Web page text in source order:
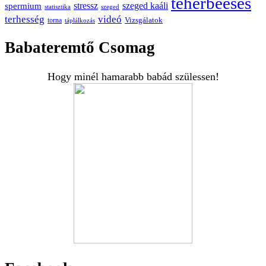
spermium statisztika stressz szeged szeged kaáli
terhesség torna táplálkozás videó Vizsgálatok
Babateremtő Csomag
Hogy minél hamarabb babád szülessen!